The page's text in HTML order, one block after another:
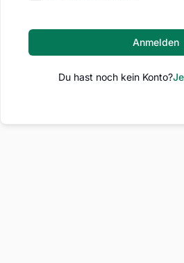
Anmelden
Du hast noch kein Konto?